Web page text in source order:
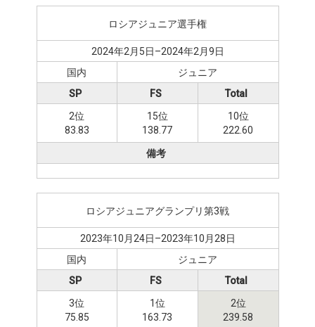
ロシアジュニア選手権
2024年2月5日–2024年2月9日
国内
ジュニア
SP
2位
83.83
FS
15位
138.77
Total
10位
222.60
備考
ロシアジュニアグランプリ第3戦
2023年10月24日–2023年10月28日
国内
ジュニア
SP
3位
75.85
FS
1位
163.73
Total
2位
239.58